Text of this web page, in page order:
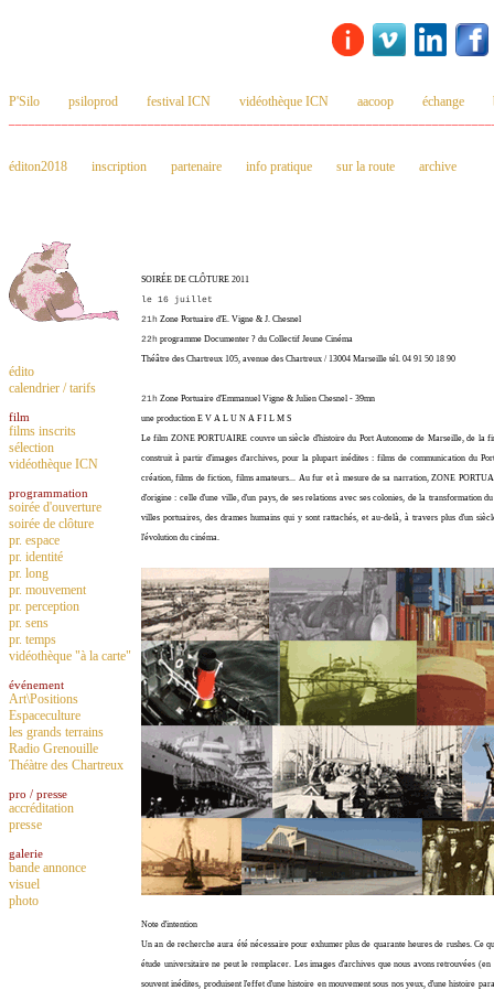
P'Silo psiloprod festival ICN vidéothèque ICN aacoop échange
éditon2018 inscription partenaire info pratique sur la route archive
édito
calendrier / tarifs
film
films inscrits
sélection
vidéothèque ICN
programmation
soirée d'ouverture
soirée de clôture
pr. espace
pr. identité
pr. long
pr. mouvement
pr. perception
pr. sens
pr. temps
vidéothèque "à la carte"
événement
Art\Positions
Espaceculture
les grands terrains
Radio Grenouille
Théàtre des Chartreux
pro / presse
accréditation
presse
galerie
bande annonce
visuel
photo
SOIRÉE DE CLÔTURE 2011
le 16 juillet
21h Zone Portuaire d'E. Vigne & J. Chesnel
22h programme Documenter ? du Collectif Jeune Cinéma
Théâtre des Chartreux 105, avenue des Chartreux / 13004 Marseille tél. 04 91 50 18 90
21h Zone Portuaire d'Emmanuel Vigne & Julien Chesnel - 39mn
une production E V A L U N A F I L M S
Le film ZONE PORTUAIRE couvre un siècle d'histoire du Port Autonome de Marseille, de la
construit à partir d'images d'archives, pour la plupart inédites : films de communication du
création, films de fiction, films amateurs... Au fur et à mesure de sa narration, ZONE
d'origine : celle d'une ville, d'un pays, de ses relations avec ses colonies, de la transformation
villes portuaires, des drames humains qui y sont rattachés, et au-delà, à travers plus d'un
l'évolution du cinéma.
Note d'intention
Un an de recherche aura été nécessaire pour exhumer plus de quarante heures de rushes. Ce
étude universitaire ne peut le remplacer. Les images d'archives que nous avons retrouvées
souvent inédites, produisent l'effet d'une histoire en mouvement sous nos yeux, d'une histoire